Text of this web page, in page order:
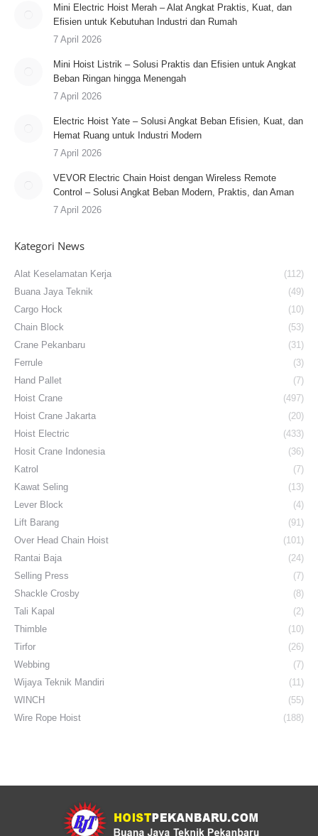
Mini Electric Hoist Merah – Alat Angkat Praktis, Kuat, dan
Efisien untuk Kebutuhan Industri dan Rumah
7 April 2026
Mini Hoist Listrik – Solusi Praktis dan Efisien untuk Angkat
Beban Ringan hingga Menengah
7 April 2026
Electric Hoist Yate – Solusi Angkat Beban Efisien, Kuat, dan
Hemat Ruang untuk Industri Modern
7 April 2026
VEVOR Electric Chain Hoist dengan Wireless Remote
Control – Solusi Angkat Beban Modern, Praktis, dan Aman
7 April 2026
Kategori News
Alat Keselamatan Kerja
(112)
Buana Jaya Teknik
(49)
Cargo Hock
(10)
Chain Block
(53)
Crane Pekanbaru
(31)
Ferrule
(3)
Hand Pallet
(7)
Hoist Crane
(497)
Hoist Crane Jakarta
(20)
Hoist Electric
(433)
Hosit Crane Indonesia
(36)
Katrol
(7)
Kawat Seling
(13)
Lever Block
(4)
Lift Barang
(91)
Over Head Chain Hoist
(101)
Rantai Baja
(24)
Selling Press
(7)
Shackle Crosby
(8)
Tali Kapal
(2)
Thimble
(10)
Tirfor
(26)
Webbing
(7)
Wijaya Teknik Mandiri
(11)
WINCH
(55)
Wire Rope Hoist
(188)